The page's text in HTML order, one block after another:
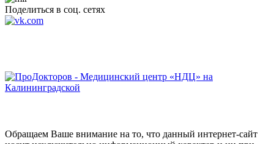
Поделиться в соц. сетях
Обращаем Ваше внимание на то, что данный интернет-сайт